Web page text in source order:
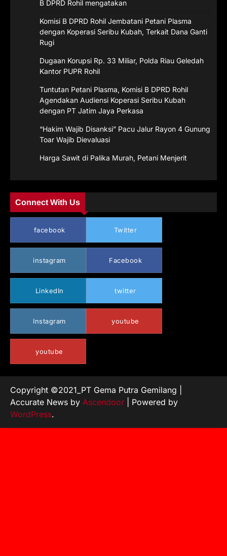
B DPRD Rohil mengatakan
Komisi B DPRD Rohil Jembatani Petani Plasma
dengan Koperasi Seribu Kubah, Terkait Dana Ganti
Rugi
Dugaan Korupsi Rp. 33 Miliar, Polda Riau Geledah
Kantor PUPR Rohil
Tuntutan Petani Plasma, Komisi B DPRD Rohil
Agendakan Audiensi Koperasi Seribu Kubah
dengan PT Jatim Jaya Perkasa
“Hakim Wajib Disanksi” Pacu Jalur Rayon 4 Gunung
Toar Wajib Dievaluasi
Harga Sawit di Palika Murah, Petani Menjerit
Connect With Us
facebook Twitter
instagram Facebook
LinkedIn twitter
Instagram youtube
youtube
Copyright ©2021_PT Gema Putra Gemilang |
Accurate News by Ascendoor | Powered by
WordPress.